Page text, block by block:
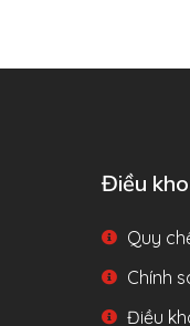
Điều
Quy
Chính
Điều